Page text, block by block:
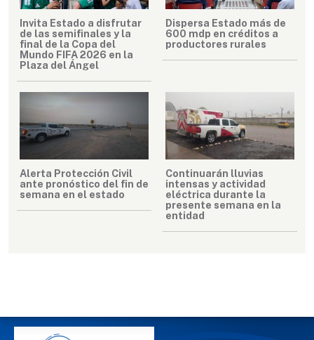
Invita Estado a disfrutar
de las semifinales y la
final de la Copa del
Mundo FIFA 2026 en la
Plaza del Ángel
Dispersa Estado más de
600 mdp en créditos a
productores rurales
Alerta Protección Civil
ante pronóstico del fin de
semana en el estado
Continuarán lluvias
intensas y actividad
eléctrica durante la
presente semana en la
entidad